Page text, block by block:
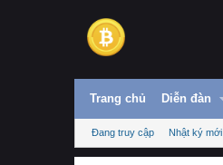
Trang chủ Diễn đàn
Đang truy cập Nhật ký mới